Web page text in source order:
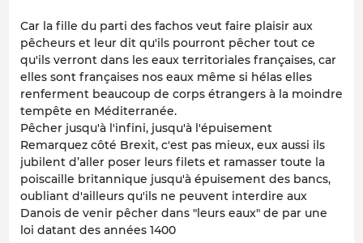
Car la fille du parti des fachos veut faire plaisir aux
pêcheurs et leur dit qu'ils pourront pêcher tout ce
qu'ils verront dans les eaux territoriales françaises, car
elles sont françaises nos eaux même si hélas elles
renferment beaucoup de corps étrangers à la moindre
tempête en Méditerranée.
Pêcher jusqu'à l'infini, jusqu'à l'épuisement
Remarquez côté Brexit, c'est pas mieux, eux aussi ils
jubilent d’aller poser leurs filets et ramasser toute la
poiscaille britannique jusqu'à épuisement des bancs,
oubliant d'ailleurs qu'ils ne peuvent interdire aux
Danois de venir pêcher dans "leurs eaux" de par une
loi datant des années 1400